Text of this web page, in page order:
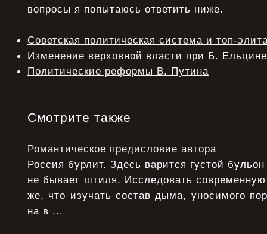
вопросы я попытаюсь ответить ниже.
Советская политическая система и топ-
Изменение верховной власти при Б. Ельцине
Политические реформы В. Путина
Смотрите также
Романтическое предисловие автора
Россия бурлит. Здесь варится густой
не бывает штиля. Исследовать
же, что изучать состав дыма, уносимого
на в ...